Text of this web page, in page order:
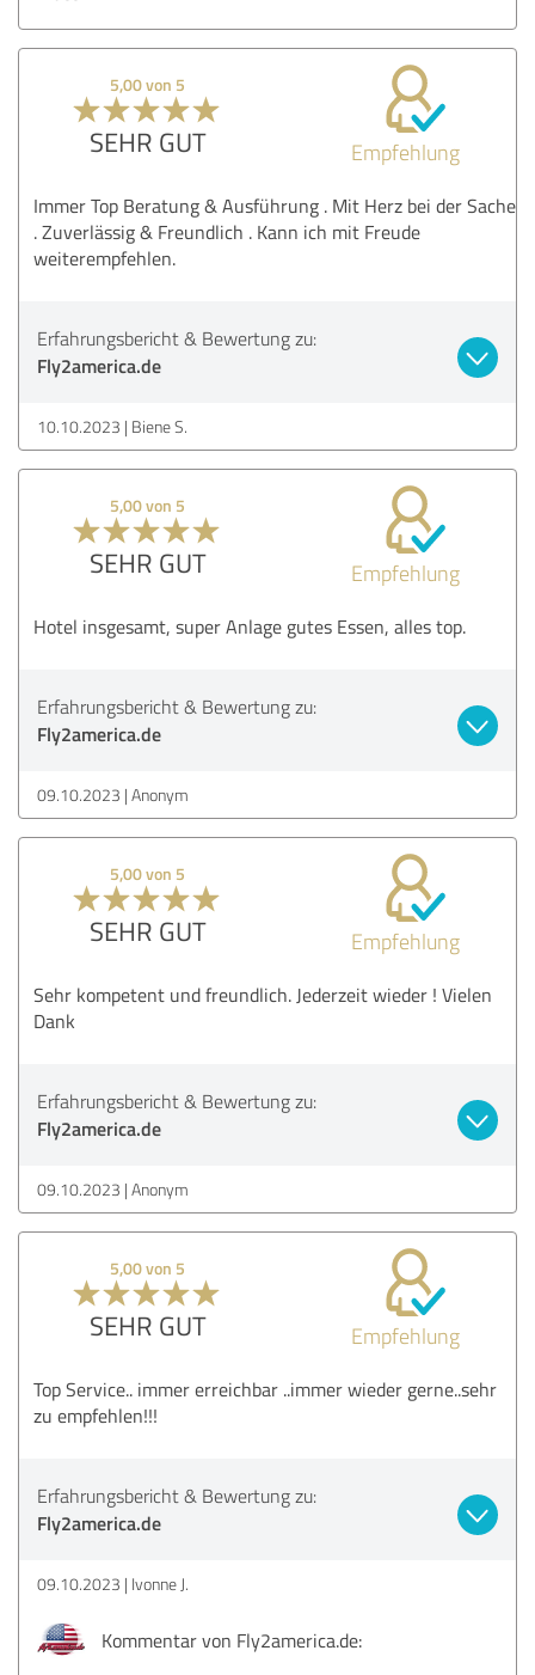
5,00 von 5
SEHR GUT Empfehlung
Immer Top Beratung & Ausführung . Mit Herz bei der Sache
. Zuverlässig & Freundlich . Kann ich mit Freude
weiterempfehlen.
Erfahrungsbericht & Bewertung zu:
Fly2america.de
10.10.2023 Biene S.
5,00 von 5
SEHR GUT Empfehlung
Hotel insgesamt, super Anlage gutes Essen, alles top.
Erfahrungsbericht & Bewertung zu:
Fly2america.de
09.10.2023 Anonym
5,00 von 5
SEHR GUT Empfehlung
Sehr kompetent und freundlich. Jederzeit wieder ! Vielen
Dank
Erfahrungsbericht & Bewertung zu:
Fly2america.de
09.10.2023 Anonym
5,00 von 5
SEHR GUT Empfehlung
Top Service.. immer erreichbar ..immer wieder gerne..sehr
zu empfehlen!!!
Erfahrungsbericht & Bewertung zu:
Fly2america.de
09.10.2023 Ivonne J.
Kommentar von Fly2america.de: